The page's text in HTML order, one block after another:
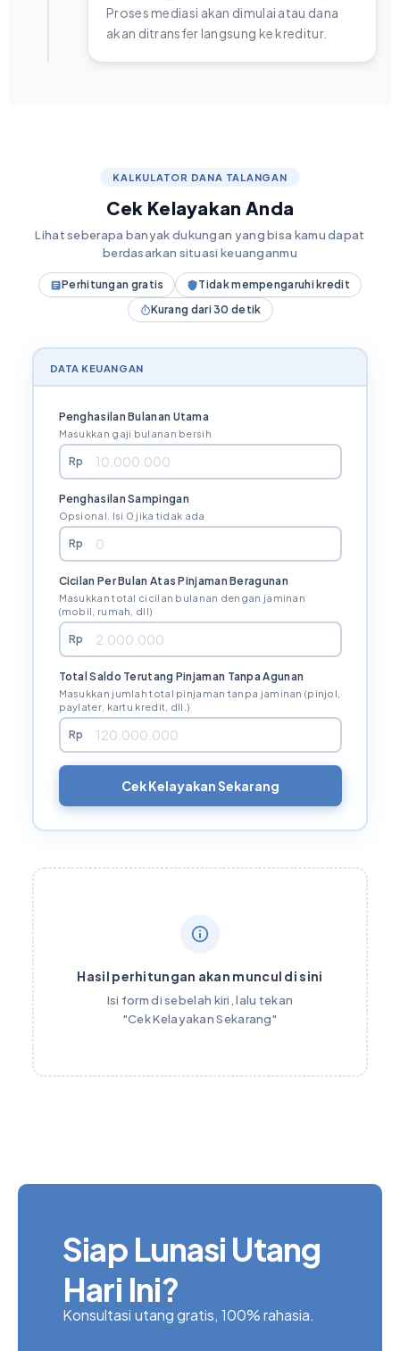
Proses mediasi akan dimulai atau dana
akan ditransfer langsung ke kreditur.
KALKULATOR DANA TALANGAN
Cek Kelayakan Anda
Lihat seberapa banyak dukungan yang bisa kamu dapat
berdasarkan situasi keuanganmu
Perhitungan gratis
Tidak mempengaruhi kredit
Kurang dari 30 detik
DATA KEUANGAN
Penghasilan Bulanan Utama
Masukkan gaji bulanan bersih
Rp
Penghasilan Sampingan
Opsional. Isi 0 jika tidak ada
Rp
Cicilan Per Bulan Atas Pinjaman Beragunan
Masukkan total cicilan bulanan dengan jaminan
(mobil, rumah, dll)
Rp
Total Saldo Terutang Pinjaman Tanpa Agunan
Masukkan jumlah total pinjaman tanpa jaminan (pinjol,
paylater, kartu kredit, dll.)
Rp
Cek Kelayakan Sekarang
Hasil perhitungan akan muncul di sini
Isi form di sebelah kiri, lalu tekan
"Cek Kelayakan Sekarang"
Siap Lunasi Utang
Hari Ini?
Konsultasi utang gratis, 100% rahasia.